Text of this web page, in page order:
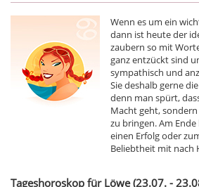
Wenn es um ein
dann ist heute der
zaubern so mit
ganz entzückt sind
sympathisch und
Sie deshalb gerne
denn man spürt,
Macht geht,
zu bringen. Am
einen Erfolg oder
Beliebtheit mit nach
Tageshoroskop für Löwe (23.07. -